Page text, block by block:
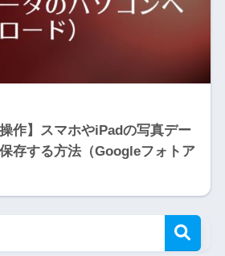
作】スマホやiPadの写真デー
存する方法（Googleフォトア